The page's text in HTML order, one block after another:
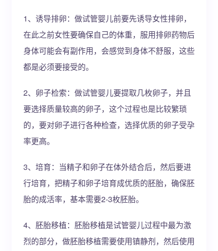
1、诱导排卵：做试管婴儿前要先诱导女性排卵，
在此之前女性要确保自己的体重，服用排卵药物后
身体可能会有副作用，会感觉到身体不舒服，这些
都是必须要接受的。
2、卵子检索：做试管婴儿要提取几枚卵子，并且
要选择质量较高的卵子，这个过程也是比较繁琐
的，要对卵子进行各种检查，选择优质的卵子受孕
率更高。
3、培育：当精子和卵子在体外结合后，然后要进
行培育，把精子和卵子培育成优质的胚胎，确保胚
胎的成活率，基本需要2-3枚胚胎。
4、胚胎移植：胚胎移植是试管婴儿过程中最为激
烈的部分，做胚胎移植需要使用镇静剂，然后使用